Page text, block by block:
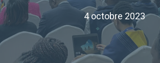
4 octobre 2023